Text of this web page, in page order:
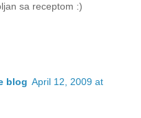
sa receptom :)
blog April 12, 2009 at